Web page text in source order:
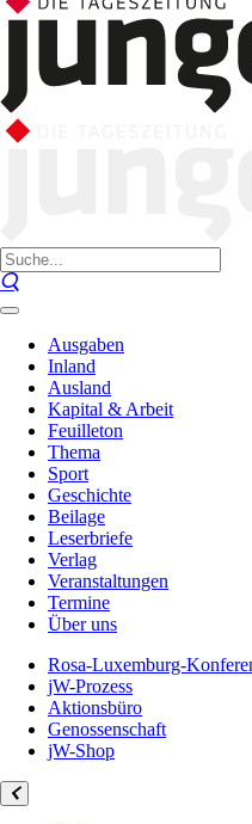
Ausgaben
Inland
Ausland
Kapital & Arbeit
Feuilleton
Thema
Sport
Geschichte
Beilage
Leserbriefe
Verlag
Veranstaltungen
Termine
Über uns
Rosa-Luxemburg-
jW-Prozess
Aktionsbüro
Genossenschaft
jW-Shop